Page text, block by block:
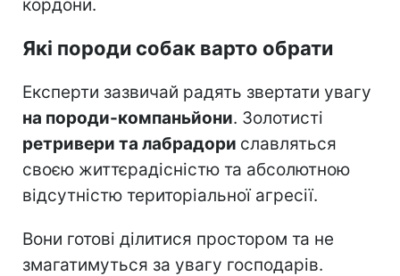
кордони.
Які породи собак варто обрати
Експерти зазвичай радять звертати увагу
на породи-компаньйони. Золотисті
ретривери та лабрадори славляться
своєю життєрадісністю та абсолютною
відсутністю територіальної агресії.
Вони готові ділитися простором та не
змагатимуться за увагу господарів.